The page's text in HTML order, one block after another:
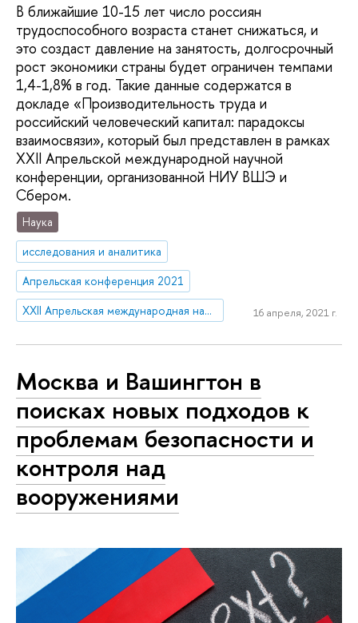
В ближайшие 10-15 лет число россиян
трудоспособного возраста станет снижаться, и
это создаст давление на занятость, долгосрочный
рост экономики страны будет ограничен темпами
1,4-1,8% в год. Такие данные содержатся в
докладе «Производительность труда и
российский человеческий капитал: парадоксы
взаимосвязи», который был представлен в рамках
XXII Апрельской международной научной
конференции, организованной НИУ ВШЭ и
Сбером.
Наука
исследования и аналитика
Апрельская конференция 2021
XXII Апрельская международная научная конференция по проблемам развития экономики и общества
16 апреля, 2021 г.
Москва и Вашингтон в
поисках новых подходов к
проблемам безопасности и
контроля над
вооружениями